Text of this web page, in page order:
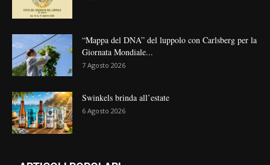
“Mappa del DNA” del luppolo con Carlsberg per la
Giornata Mondiale...
7 Agosto 2026
Swinkels brinda all’estate
6 Agosto 2026